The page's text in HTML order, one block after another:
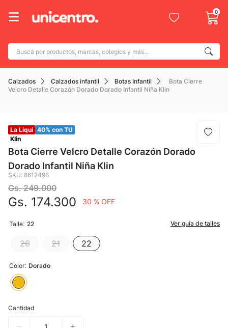
0
Buscá por productos, marcas, colegios y más...
Calzados Calzados infantil Botas Infantil
Bota Cierre
Velcro Detalle Corazón Dorado Dorado Infantil Niña Klin
La Liqui 40% con TU
Klin
Bota Cierre Velcro Detalle Corazón Dorado
Dorado Infantil Niña Klin
SKU: 8612496
Gs. 249.000
Gs. 174.300 30 % OFF
Color: Dorado
Talle: 22
20 21 22
Ver guía de talles
Cantidad
Términos más buscados
1. adidas
5. caterpillar
6. mochila
7. nike
8.
9 .
10 calzado